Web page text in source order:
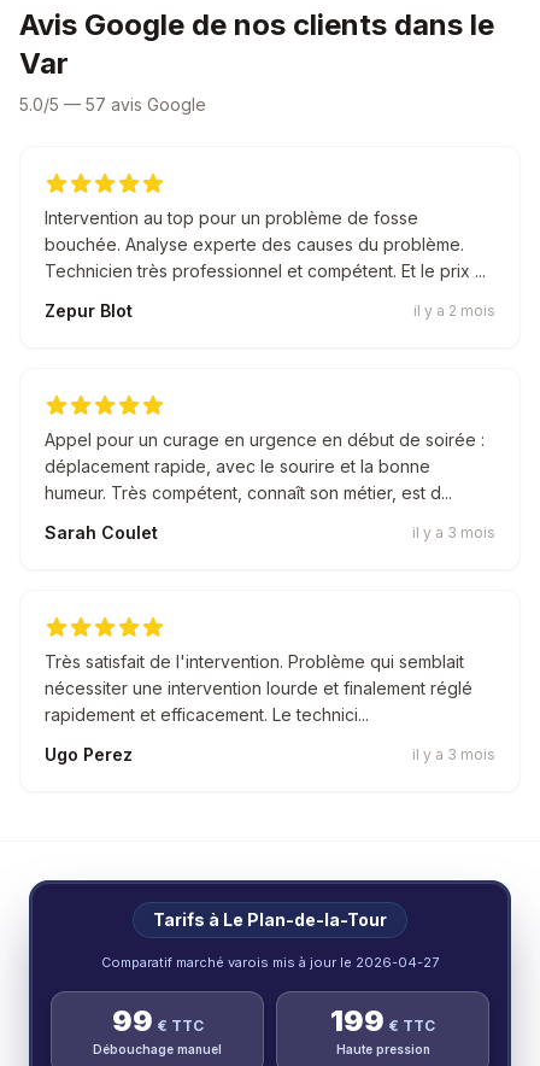
Avis Google de nos clients dans le
Var
5.0/5 — 57 avis Google
Intervention au top pour un problème de fosse
bouchée. Analyse experte des causes du problème.
Technicien très professionnel et compétent. Et le prix ...
Zepur Blot
il y a 2 mois
Appel pour un curage en urgence en début de soirée :
déplacement rapide, avec le sourire et la bonne
humeur. Très compétent, connaît son métier, est d...
Sarah Coulet
il y a 3 mois
Très satisfait de l'intervention. Problème qui semblait
nécessiter une intervention lourde et finalement réglé
rapidement et efficacement. Le technici...
Ugo Perez
il y a 3 mois
Tarifs à Le Plan-de-la-Tour
Comparatif marché varois mis à jour le 2026-04-27
99 € TTC
Débouchage manuel
199 € TTC
Haute pression